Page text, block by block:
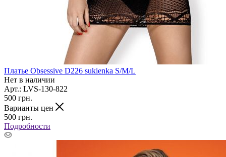
Платье Obsessive D226 sukienka S/M/L
Нет в наличии
Арт.: LVS-130-822
500 грн.
Варианты цен
500 грн.
Подробности